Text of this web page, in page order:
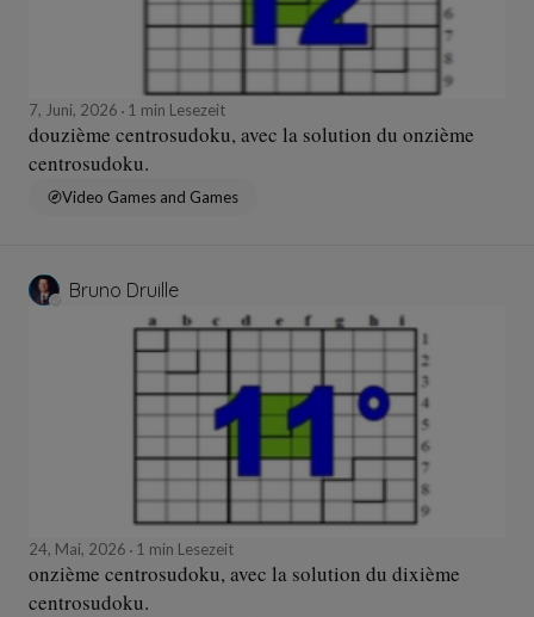
7, Juni, 2026 1 min Lesezeit
douzième centrosudoku, avec la solution du onzième
centrosudoku.
Video Games and Games
Bruno Druille
24, Mai, 2026 1 min Lesezeit
onzième centrosudoku, avec la solution du dixième
centrosudoku.